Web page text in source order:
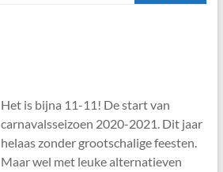
Het is bijna 11-11! De start van
carnavalsseizoen 2020-2021. Dit jaar
helaas zonder grootschalige feesten.
Maar wel met leuke alternatieven